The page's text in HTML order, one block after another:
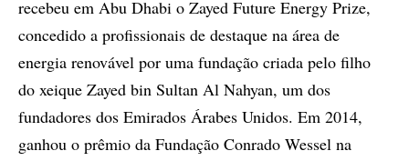
recebeu em Abu Dhabi o Zayed Future Energy Prize,
concedido a profissionais de destaque na área de
energia renovável por uma fundação criada pelo filho
do xeique Zayed bin Sultan Al Nahyan, um dos
fundadores dos Emirados Árabes Unidos. Em 2014,
ganhou o prêmio da Fundação Conrado Wessel na